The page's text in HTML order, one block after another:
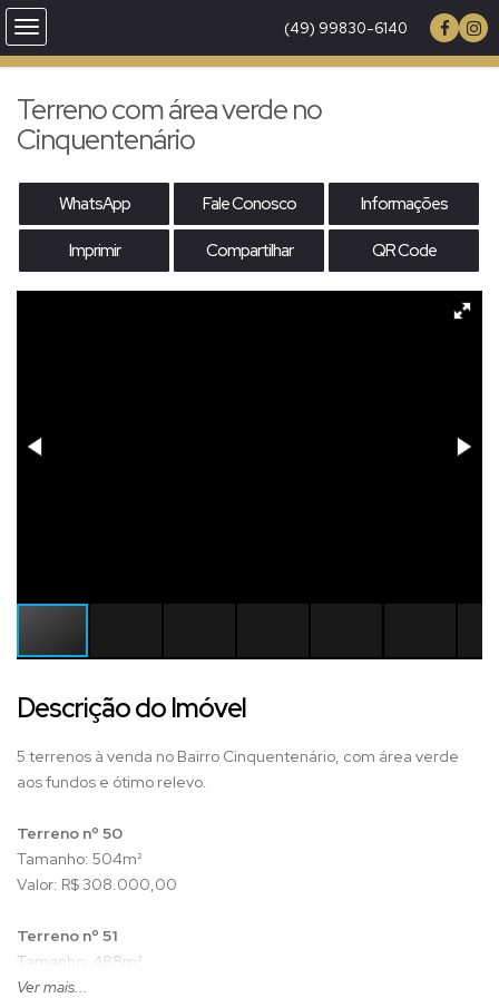
(49) 99830-6140
Terreno com área verde no
Cinquentenário
WhatsApp Fale Conosco Informações
Imprimir Compartilhar QR Code
Descrição do Imóvel
5 terrenos à venda no Bairro Cinquentenário, com área verde
aos fundos e ótimo relevo.
Terreno nº 50
Tamanho: 504m²
Valor: R$ 308.000,00
Terreno nº 51
Tamanho: 488m²
Valor: R$ 298.000,00
Ver mais...